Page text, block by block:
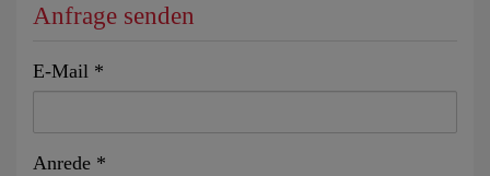
Anfrage senden
E-Mail
Anrede